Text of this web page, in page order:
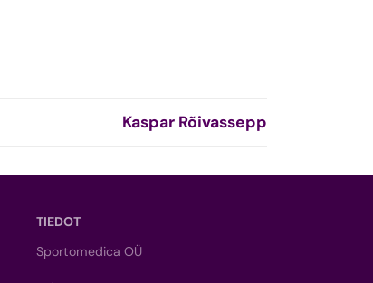
Kaspar Rõivassepp
TIEDOT
Sportomedica OÜ